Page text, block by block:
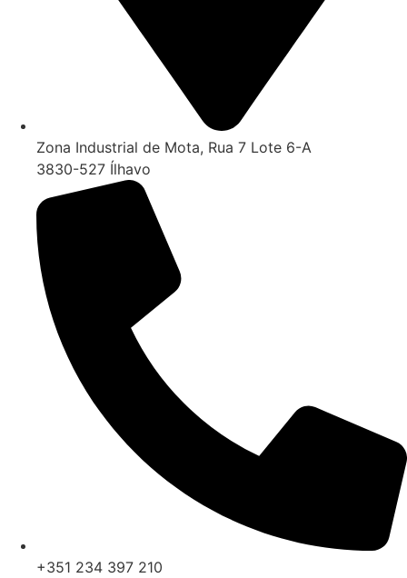
Zona Industrial de Mota, Rua 7 Lote 6-A
3830-527 Ílhavo
+351 234 397 210